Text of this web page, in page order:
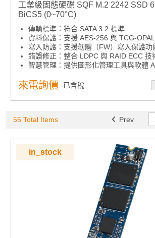
工業級固態硬碟 SQF M.2 2242 SSD
BiCS5 (0~70°C)
傳輸標準：符合 SATA 3.2 標準
資料保護：支援 AES-256 與 TCG-
寫入防護：支援韌體（FW）寫入保護功
錯誤修正：整合 LDPC 與 RAID ECC 技
智慧管理：提供圖形化管理工具與軟體
高耐久設計：提供高耐久度 sTLC 儲存
來電詢價 已含稅
55 Total Items Prev
in_stock